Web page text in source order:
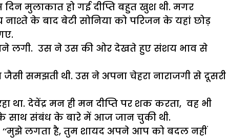
मुलाकात हो गई दीप्ति बहुत खुश थी. मगर
के बाद बेटी सोनिया को परिजन के यहां छोड़
आने लगी. उस ने उस की ओर देखते हुए संशय भाव से
जैसी समझती थी. उस ने अपना चेहरा नाराजगी से दूसरी
था. देवेंद्र मन ही मन दीप्ति पर शक करता, वह भी
के साथ संबंध के बारे में आज जान चुकी थी.
‘‘मुझे लगता है, तुम शायद अपने आप को बदल नहीं